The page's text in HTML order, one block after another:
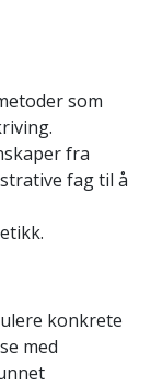
som
fra
fag til å
konkrete
med